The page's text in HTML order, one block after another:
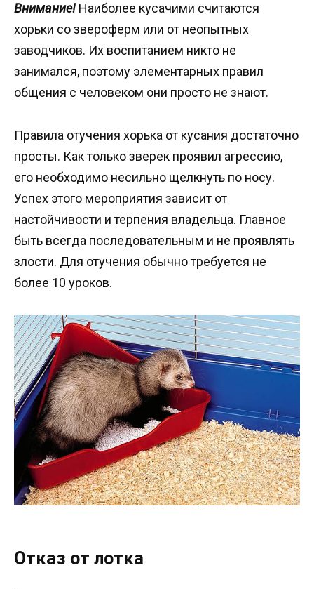
Внимание!Наиболее кусачими считаются
хорьки со звероферм или от неопытных
заводчиков. Их воспитанием никто не
занимался, поэтому элементарных правил
общения с человеком они просто не знают.
Правила отучения хорька от кусания достаточно
просты. Как только зверек проявил агрессию,
его необходимо несильно щелкнуть по носу.
Успех этого мероприятия зависит от
настойчивости и терпения владельца. Главное
быть всегда последовательным и не проявлять
злости. Для отучения обычно требуется не
более 10 уроков.
Отказ от лотка